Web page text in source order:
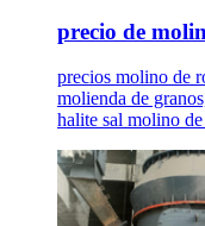
precio de
precios molino de
molienda de
halite sal molino